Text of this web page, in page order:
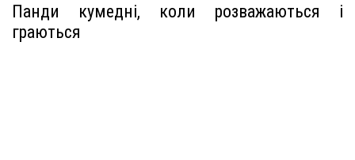
Панди кумедні, коли розважаються і
граються